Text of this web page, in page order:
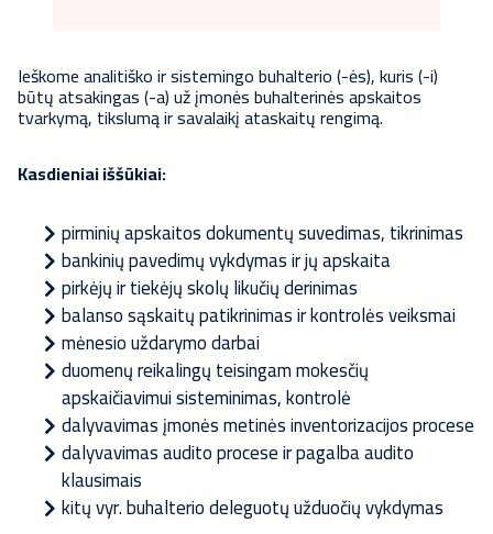
Ieškome analitiško ir sistemingo buhalterio (-ės), kuris (-i)
būtų atsakingas (-a) už įmonės buhalterinės apskaitos
tvarkymą, tikslumą ir savalaikį ataskaitų rengimą.
Kasdieniai iššūkiai:
pirminių apskaitos dokumentų suvedimas, tikrinimas
bankinių pavedimų vykdymas ir jų apskaita
pirkėjų ir tiekėjų skolų likučių derinimas
balanso sąskaitų patikrinimas ir kontrolės veiksmai
mėnesio uždarymo darbai
duomenų reikalingų teisingam mokesčių
apskaičiavimui sisteminimas, kontrolė
dalyvavimas įmonės metinės inventorizacijos procese
dalyvavimas audito procese ir pagalba audito
klausimais
kitų vyr. buhalterio deleguotų užduočių vykdymas